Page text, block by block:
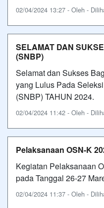
02/04/2024 13:27 - Oleh -
SELAMAT DAN
(SNBP)
Selamat dan Sukses
yang Lulus Pada
(SNBP) TAHUN 2024.
02/04/2024 11:42 - Oleh -
Pelaksanaan OSN-K
Kegiatan Pelaksanaan
pada Tanggal 26-27
02/04/2024 11:37 - Oleh -